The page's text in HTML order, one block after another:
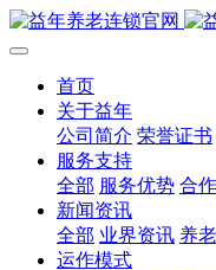
首页
关于益年
公司简介 荣誉证书
服务支持
全部 服务优势 合
新闻资讯
全部 业界资讯 养
运作模式